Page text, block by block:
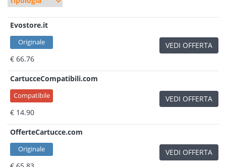
Evostore.it
Originale
€ 66.76
VEDI OFFERTA
CartucceCompatibili.com
Compatibile
€ 14.90
VEDI OFFERTA
OfferteCartucce.com
Originale VEDI OFFERTA